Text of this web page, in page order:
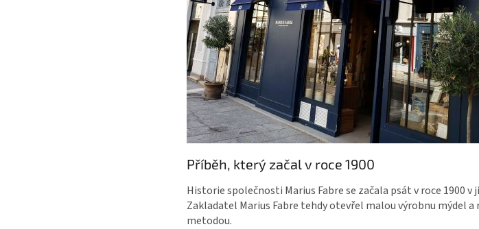
Příběh, který začal v roce 1900
Historie společnosti Marius Fabre se začala psát v roce 1900
Zakladatel Marius Fabre tehdy otevřel malou výrobnu mýdel
metodou.